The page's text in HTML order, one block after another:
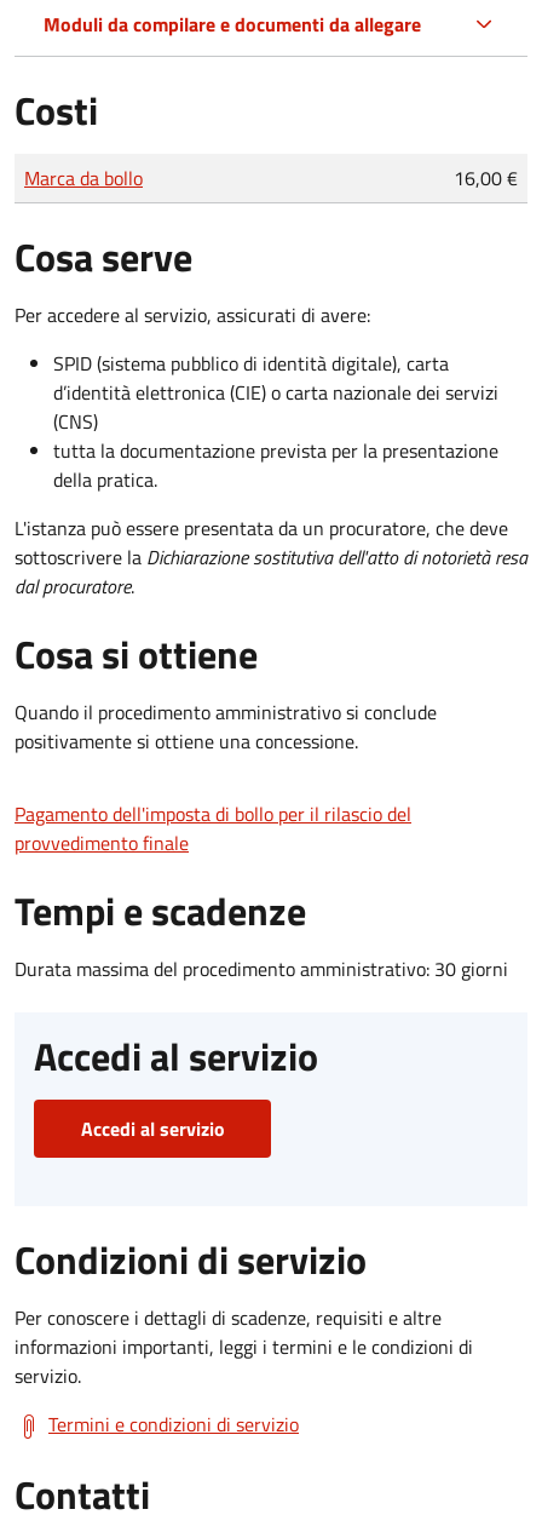
Moduli da compilare e documenti da allegare
Costi
Tipo di pagamento
Importo
Marca da bollo 16,00 €
Cosa serve
Per accedere al servizio, assicurati di avere:
SPID (sistema pubblico di identità digitale), carta
d’identità elettronica (CIE) o carta nazionale dei servizi
(CNS)
tutta la documentazione prevista per la presentazione
della pratica.
L'istanza può essere presentata da un procuratore, che deve
sottoscrivere la Dichiarazione sostitutiva dell'atto di notorietà resa
dal procuratore.
Cosa si ottiene
Quando il procedimento amministrativo si conclude
positivamente si ottiene una concessione.
Pagamento dell'imposta di bollo per il rilascio del
provvedimento finale
Tempi e scadenze
Durata massima del procedimento amministrativo: 30 giorni
Accedi al servizio
Accedi al servizio
Condizioni di servizio
Per conoscere i dettagli di scadenze, requisiti e altre
informazioni importanti, leggi i termini e le condizioni di
servizio.
Termini e condizioni di servizio
Contatti